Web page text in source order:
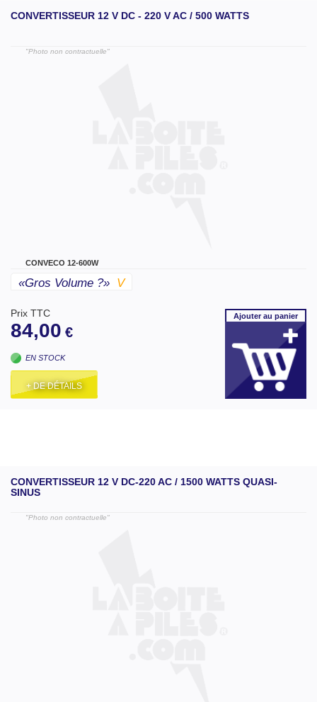
CONVERTISSEUR 12 V DC - 220 V AC / 500 WATTS
"Photo non contractuelle"
CONVECO 12-600W
«gros Volume ?» V
Prix TTC
84,00 €
EN STOCK
+ DE DÉTAILS
Ajouterau panier
CONVERTISSEUR 12 V DC-220 AC / 1500 WATTS QUASI-
SINUS
"Photo non contractuelle"